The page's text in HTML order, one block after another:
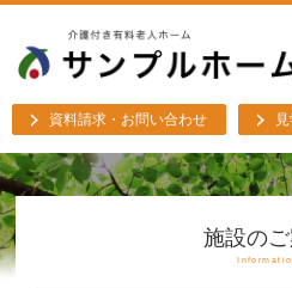
資料請求・お問い合わせ
施設の